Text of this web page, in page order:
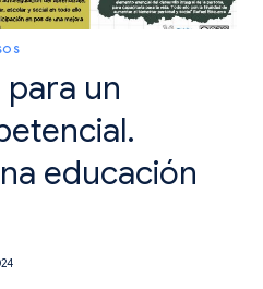
un
educación